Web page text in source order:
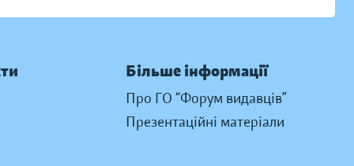
Більше інформації
Про ГО “Форум видавців”
Презентаційні матеріали